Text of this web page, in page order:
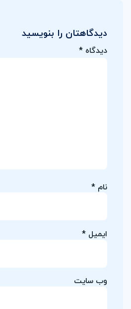
دیدگاهتان را بنویسید
دیدگاه *
نام *
ایمیل *
وب‌ سایت